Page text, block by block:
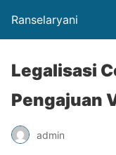
Ranselaryani
Legalisasi
Pengajuan
admin